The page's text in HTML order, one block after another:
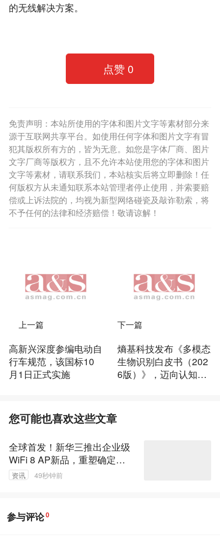
的无线解决方案。
点赞 0
免责声明：本站所使用的字体和图片文字等素材部分来
源于互联网共享平台。如使用任何字体和图片文字有冒
犯其版权所有方的，皆为无意。如您是字体厂商、图片
文字厂商等版权方，且不允许本站使用您的字体和图片
文字等素材，请联系我们，本站核实后将立即删除！任
何版权方从未通知联系本站管理者停止使用，并索要赔
偿或上诉法院的，均视为新型网络碰瓷及敲诈勒索，将
不予任何的法律和经济赔偿！敬请谅解！
上一篇
高新兴深度参编电动自
行车规范，该国标10
月1日正式实施
下一篇
熵基科技发布《多模态
生物识别白皮书（202
6版）》，迈向认知空
您可能也喜欢这些文章
全球首发！新华三推出企业级
WiFi 8 AP新品，重塑确定性
无线新体验
资讯 49秒钟前
参与评论0